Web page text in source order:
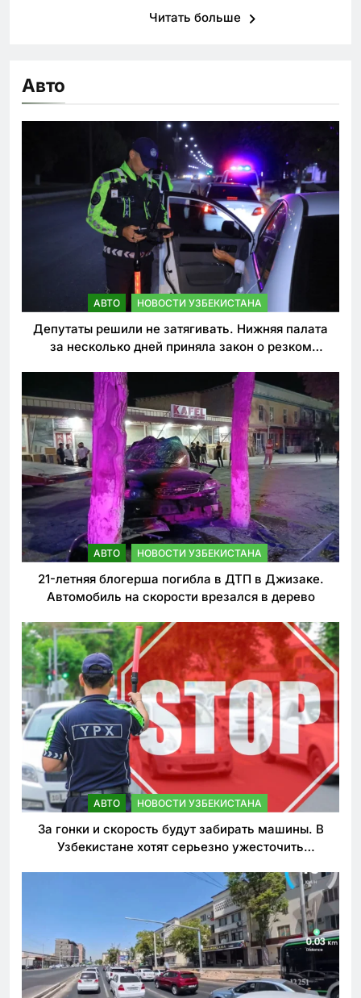
Читать больше
Авто
АВТО НОВОСТИ УЗБЕКИСТАНА
Депутаты решили не затягивать. Нижняя палата
за несколько дней приняла закон о резком
АВТО НОВОСТИ УЗБЕКИСТАНА
21-летняя блогерша погибла в ДТП в Джизаке.
Автомобиль на скорости врезался в дерево
АВТО НОВОСТИ УЗБЕКИСТАНА
За гонки и скорость будут забирать машины. В
Узбекистане хотят серьезно ужесточить